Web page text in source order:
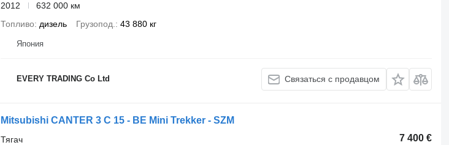
2012
632 000 км
Топливо
дизель Грузопод. 43 880 кг
Япония
EVERY TRADING Co Ltd Связаться с продавцом
Mitsubishi CANTER 3 C 15 - BE Mini Trekker - SZM
7 400 €
Тягач